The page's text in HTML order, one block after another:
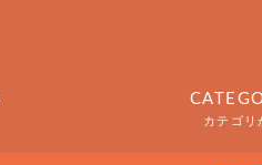
カテゴリ